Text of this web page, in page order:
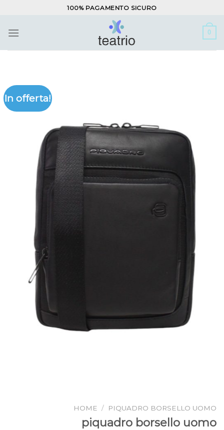
contenuti
100% PAGAMENTO SICURO
0
In offerta!
HOME / PIQUADRO BORSELLO UOMO
piquadro borsello uomo